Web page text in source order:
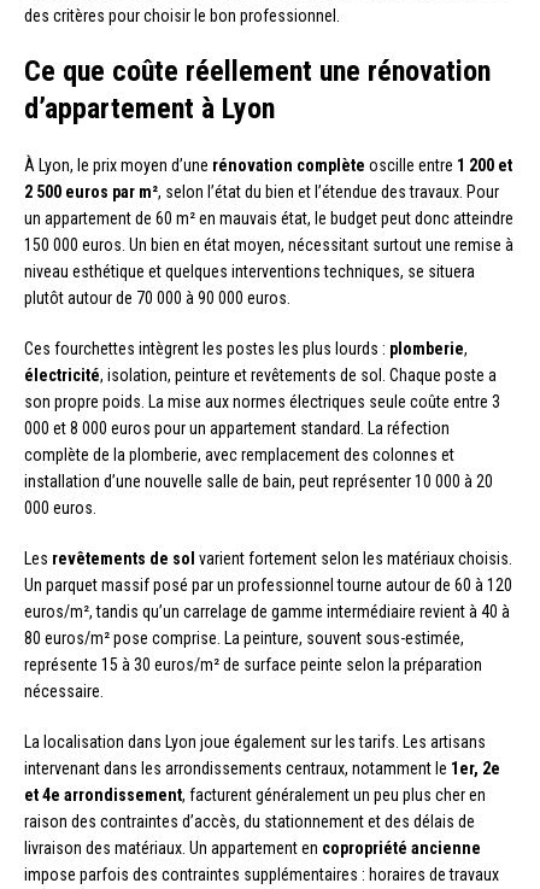
des critères pour choisir le bon professionnel.
Ce que coûte réellement une rénovation
d’appartement à Lyon
À Lyon, le prix moyen d’une rénovation complète oscille entre 1 200 et
2 500 euros par m², selon l’état du bien et l’étendue des travaux. Pour
un appartement de 60 m² en mauvais état, le budget peut donc atteindre
150 000 euros. Un bien en état moyen, nécessitant surtout une remise à
niveau esthétique et quelques interventions techniques, se situera
plutôt autour de 70 000 à 90 000 euros.
Ces fourchettes intègrent les postes les plus lourds : plomberie,
électricité, isolation, peinture et revêtements de sol. Chaque poste a
son propre poids. La mise aux normes électriques seule coûte entre 3
000 et 8 000 euros pour un appartement standard. La réfection
complète de la plomberie, avec remplacement des colonnes et
installation d’une nouvelle salle de bain, peut représenter 10 000 à 20
000 euros.
Les revêtements de sol varient fortement selon les matériaux choisis.
Un parquet massif posé par un professionnel tourne autour de 60 à 120
euros/m², tandis qu’un carrelage de gamme intermédiaire revient à 40 à
80 euros/m² pose comprise. La peinture, souvent sous-estimée,
représente 15 à 30 euros/m² de surface peinte selon la préparation
nécessaire.
La localisation dans Lyon joue également sur les tarifs. Les artisans
intervenant dans les arrondissements centraux, notamment le 1er, 2e
et 4e arrondissement, facturent généralement un peu plus cher en
raison des contraintes d’accès, du stationnement et des délais de
livraison des matériaux. Un appartement en copropriété ancienne
impose parfois des contraintes supplémentaires : horaires de travaux